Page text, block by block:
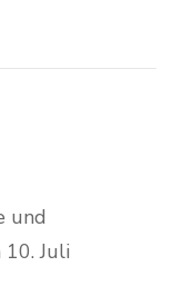
und
10. Juli